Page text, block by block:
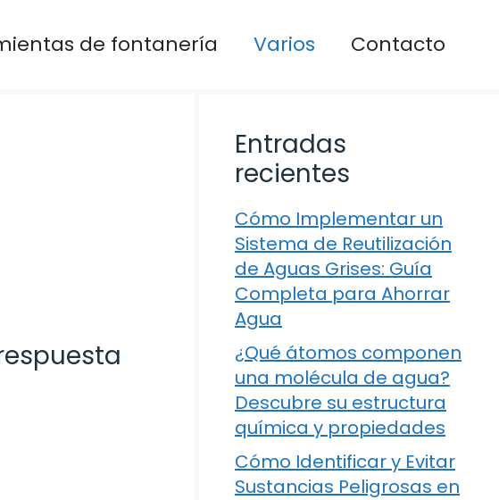
de fontanería Varios Contacto
Entradas
recientes
Cómo Implementar un
Sistema de Reutilización
de Aguas Grises: Guía
Completa para Ahorrar
Agua
¿Qué átomos componen
una molécula de agua?
Descubre su estructura
química y propiedades
Cómo Identificar y Evitar
Sustancias Peligrosas en